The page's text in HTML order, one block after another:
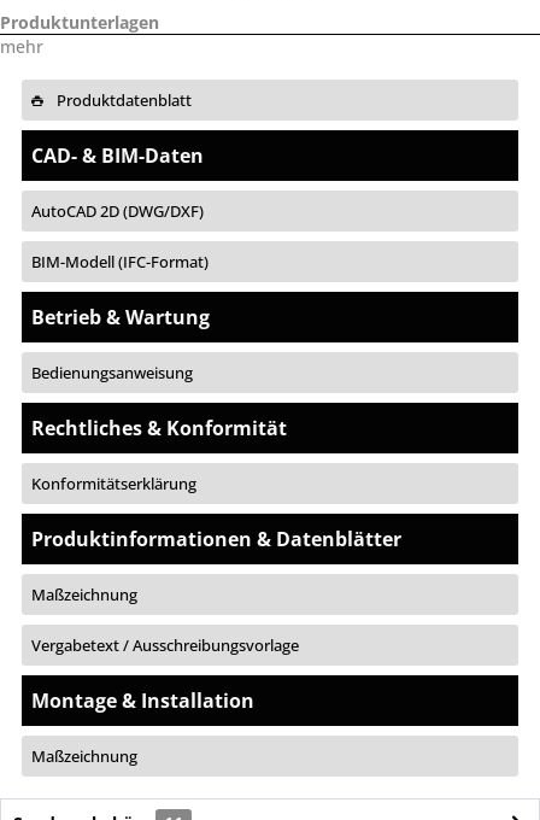
Produktunterlagen
mehr
Produktdatenblatt
CAD- & BIM-Daten
AutoCAD 2D (DWG/DXF)
BIM-Modell (IFC-Format)
Betrieb & Wartung
Bedienungsanweisung
Rechtliches & Konformität
Konformitätserklärung
Produktinformationen & Datenblätter
Maßzeichnung
Vergabetext / Ausschreibungsvorlage
Montage & Installation
Maßzeichnung